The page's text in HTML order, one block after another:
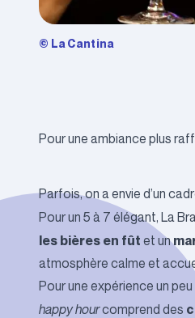
© La Cantina
Pour une ambiance plus
Parfois, on a envie d’un
Pour un 5 à 7 élégant, La
les bières en fût et un
atmosphère calme et
Pour une expérience un
happy hourcomprend des